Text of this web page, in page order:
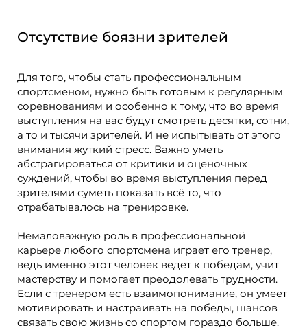
Отсутствие боязни зрителей
Для того, чтобы стать профессиональным
спортсменом, нужно быть готовым к регулярным
соревнованиям и особенно к тому, что во время
выступления на вас будут смотреть десятки, сотни,
а то и тысячи зрителей. И не испытывать от этого
внимания жуткий стресс. Важно уметь
абстрагироваться от критики и оценочных
суждений, чтобы во время выступления перед
зрителями суметь показать всё то, что
отрабатывалось на тренировке.
Немаловажную роль в профессиональной
карьере любого спортсмена играет его тренер,
ведь именно этот человек ведет к победам, учит
мастерству и помогает преодолевать трудности.
Если с тренером есть взаимопонимание, он умеет
мотивировать и настраивать на победы, шансов
связать свою жизнь со спортом гораздо больше.